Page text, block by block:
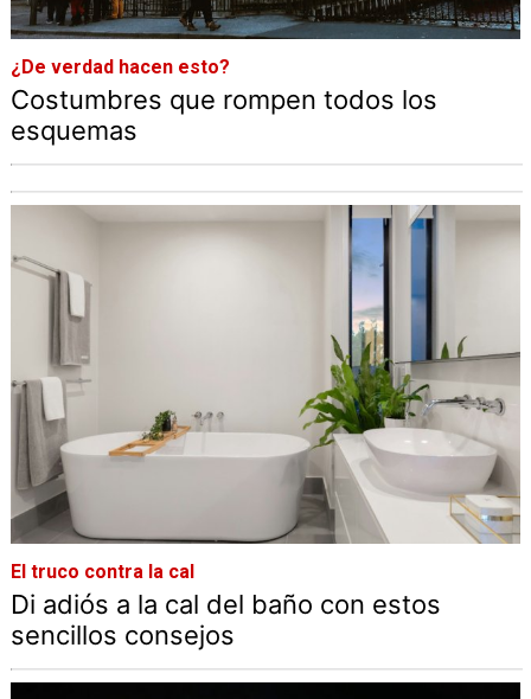
¿De verdad hacen esto?
Costumbres que rompen todos los
esquemas
El truco contra la cal
Di adiós a la cal del baño con estos
sencillos consejos